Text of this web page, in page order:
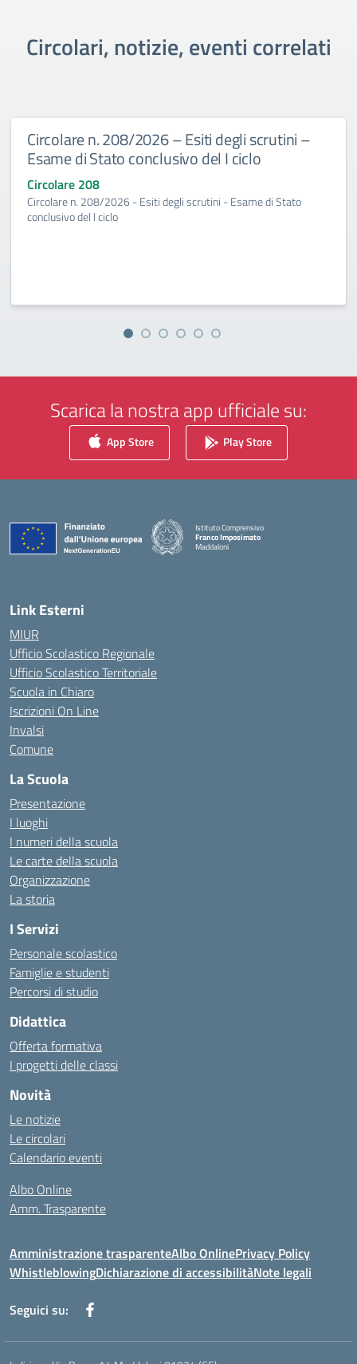
Circolari, notizie, eventi correlati
Circolare n. 208/2026 – Esiti degli scrutini –
Esame di Stato conclusivo del I ciclo
Circolare 208
Circolare n. 208/2026 - Esiti degli scrutini - Esame di Stato
conclusivo del I ciclo
Scarica la nostra app ufficiale su:
App Store Play Store
Istituto Comprensivo
Franco Imposimato
Maddaloni
Link Esterni
MIUR
Ufficio Scolastico Regionale
Ufficio Scolastico Territoriale
Scuola in Chiaro
Iscrizioni On Line
Invalsi
Comune
La Scuola
Presentazione
I luoghi
I numeri della scuola
Le carte della scuola
Organizzazione
La storia
I Servizi
Personale scolastico
Famiglie e studenti
Percorsi di studio
Didattica
Offerta formativa
I progetti delle classi
Novità
Le notizie
Le circolari
Calendario eventi
Albo Online
Amm. Trasparente
Amministrazione trasparenteAlbo OnlinePrivacy Policy
WhistleblowingDichiarazione di accessibilitàNote legali
Seguici su: